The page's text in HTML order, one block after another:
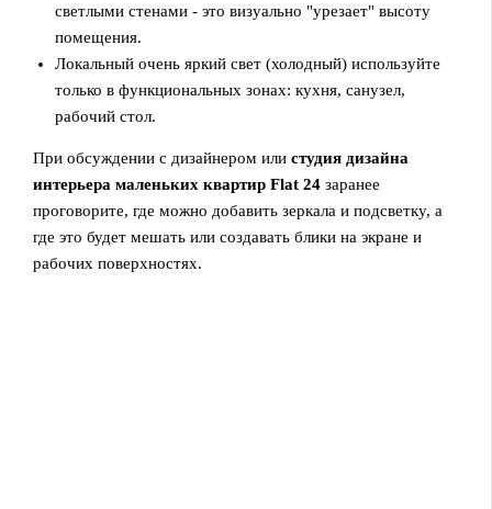
светлыми стенами - это визуально "урезает" высоту
помещения.
Локальный очень яркий свет (холодный) используйте
только в функциональных зонах: кухня, санузел,
рабочий стол.
При обсуждении с дизайнером илистудия дизайна
интерьера маленьких квартир Flat 24 заранее
проговорите, где можно добавить зеркала и подсветку, а
где это будет мешать или создавать блики на экране и
рабочих поверхностях.